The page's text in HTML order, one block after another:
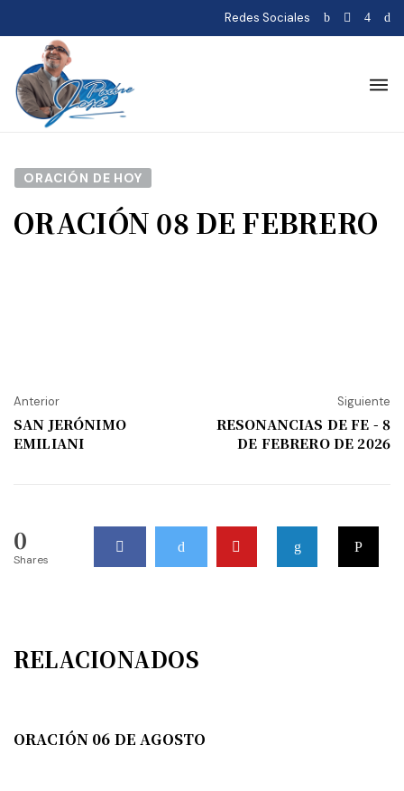
Redes Sociales
ORACIÓN DE HOY
ORACIÓN 08 DE FEBRERO
Anterior
SAN JERÓNIMO
EMILIANI
Siguiente
RESONANCIAS DE FE - 8
DE FEBRERO DE 2026
0
Shares
RELACIONADOS
ORACIÓN 06 DE AGOSTO